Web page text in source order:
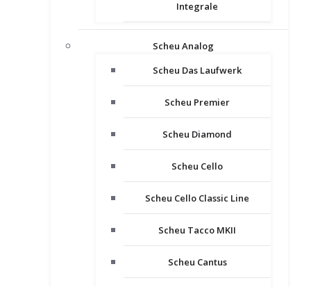
Integrale
Scheu Analog
Scheu Das Laufwerk
Scheu Premier
Scheu Diamond
Scheu Cello
Scheu Cello Classic Line
Scheu Tacco MKII
Scheu Cantus